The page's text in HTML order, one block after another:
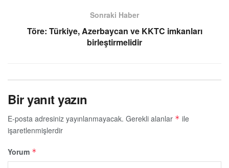
Sonraki Haber
Töre: Türkiye, Azerbaycan ve KKTC imkanları
birleştirmelidir
Bir yanıt yazın
E-posta adresiniz yayınlanmayacak. Gerekli alanlar * ile
işaretlenmişlerdir
Yorum *